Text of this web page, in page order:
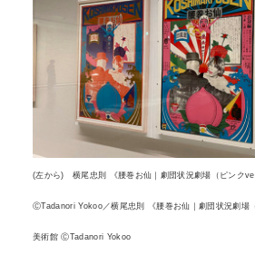
(左から) 横尾忠則 《腰巻お仙｜劇団状況劇場（ピンク
ⒸTadanori Yokoo／横尾忠則 《腰巻お仙｜劇団状況劇場
美術館 ⒸTadanori Yokoo